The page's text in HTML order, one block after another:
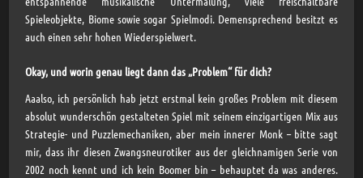
Spieleobjekte, Biome sowie sogar Spielmodi. Demensprechend besitzt es
auch einen sehr hohen Wiederspielwert.
Okay, und worin genau liegt dann das „Problem“ für dich?
Aaalso, ich persönlich hab jetzt erstmal kein großes Problem mit diesem
absolut wunderschön gestalteten Spiel mit seinem einzigartigen Mix aus
Strategie- und Puzzlemechaniken, aber mein innerer Monk – bitte sagt
mir, dass ihr diesen Zwangsneurotiker aus der gleichnamigen Serie von
2002 noch kennt und ich kein Boomer bin – behauptet da was anderes.